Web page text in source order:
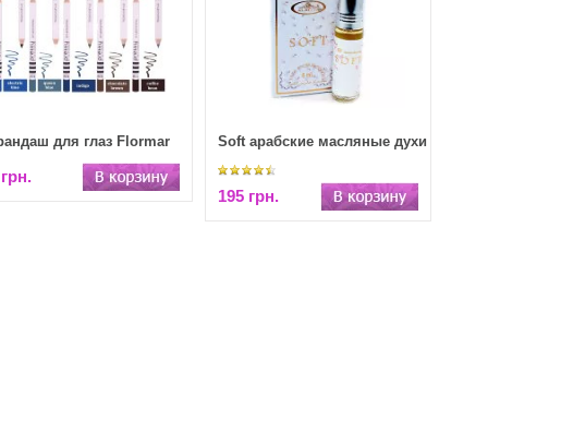
для глаз Flormar Soft арабские масляные духи
195 грн.